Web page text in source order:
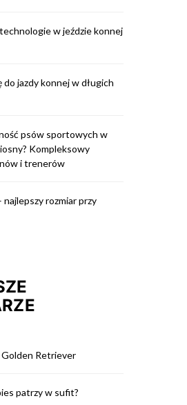
w jeździe konnej
do jazdy konnej w długich
psów sportowych w
Kompleksowy
i trenerów
rozmiar przy
Golden Retriever
patrzy w sufit?